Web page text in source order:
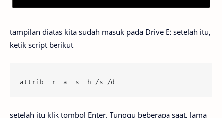
tampilan diatas kita sudah masuk pada Drive E: setelah itu,
ketik script berikut
attrib -r -a -s -h /s /d
setelah itu klik tombol Enter. Tunggu beberapa saat, lama